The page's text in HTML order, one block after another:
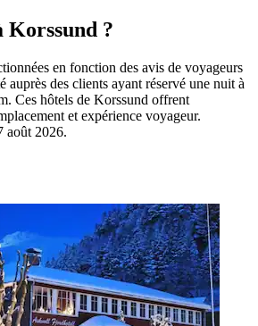
Korssund ?
en fonction des avis de voyageurs
auprès des clients ayant réservé une nuit à
Ces hôtels de Korssund offrent
et expérience voyageur.
août 2026.